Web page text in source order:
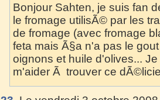
Bonjour Sahten, je suis fan
le fromage utilisÃ© par les
de fromage (avec fromage
feta mais Ã§a n'a pas le
oignons et huile d'olives...
m'aider Ã trouver ce